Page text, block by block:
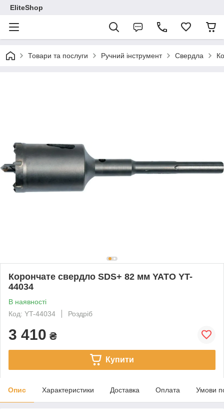
EliteShop
Товари та послуги Ручний інструмент Свердла
Корончате свердло SDS+ 82 мм YATO YT-
44034
В наявності
Код: YT-44034
Роздріб
3 410 ₴
Купити
Опис Характеристики Доставка Оплата Умови